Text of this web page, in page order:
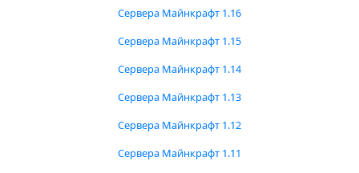
Сервера Майнкрафт 1.16
Сервера Майнкрафт 1.15
Сервера Майнкрафт 1.14
Сервера Майнкрафт 1.13
Сервера Майнкрафт 1.12
Сервера Майнкрафт 1.11